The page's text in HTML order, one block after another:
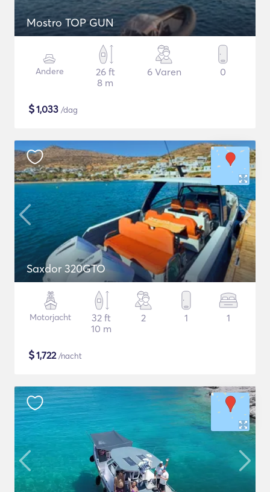
Mostro TOP GUN
Andere
26 ft
8 m
6 Varen 0
$1,033 /dag
Saxdor 320GTO
Motorjacht
32 ft
10 m
2 1 1
$1,722/nacht